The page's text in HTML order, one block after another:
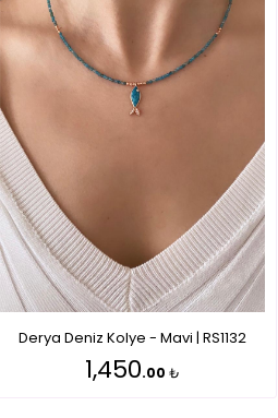
Derya Deniz Kolye - Mavi | RS1132
1,450.00 ₺